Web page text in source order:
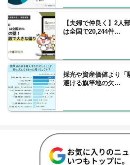
【夫婦で仲良く】2人
は全国で20,244件…
採光や資産価値より「
避ける旗竿地の欠…